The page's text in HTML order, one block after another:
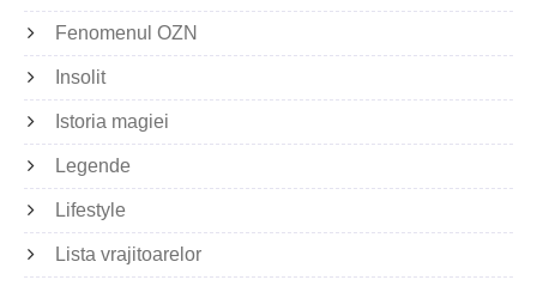
Fenomenul OZN
Insolit
Istoria magiei
Legende
Lifestyle
Lista vrajitoarelor